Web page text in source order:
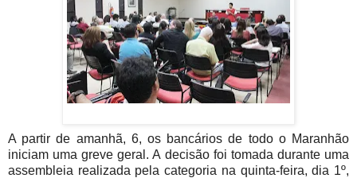
A partir de amanhã, 6, os bancários de todo o Maranhão
iniciam uma greve geral. A decisão foi tomada durante uma
assembleia realizada pela categoria na quinta-feira, dia 1º,